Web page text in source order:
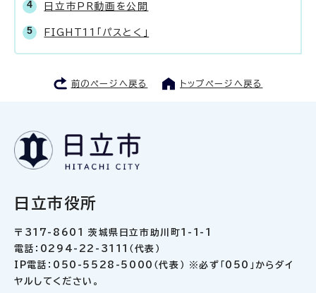
日立市PR動画を公開
FIGHT11「パスとく」
前のページへ戻る トップページへ戻る
日立市役所
〒317-8601 茨城県日立市助川町1-1-1
電話：0294-22-3111（代表）
IP電話：050-5528-5000（代表） ※必ず「050」からダイ
ヤルしてください。